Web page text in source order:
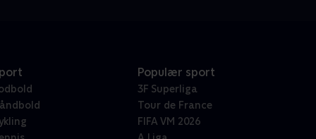
Populær sport
3F Superliga
Tour de France
FIFA VM 2026